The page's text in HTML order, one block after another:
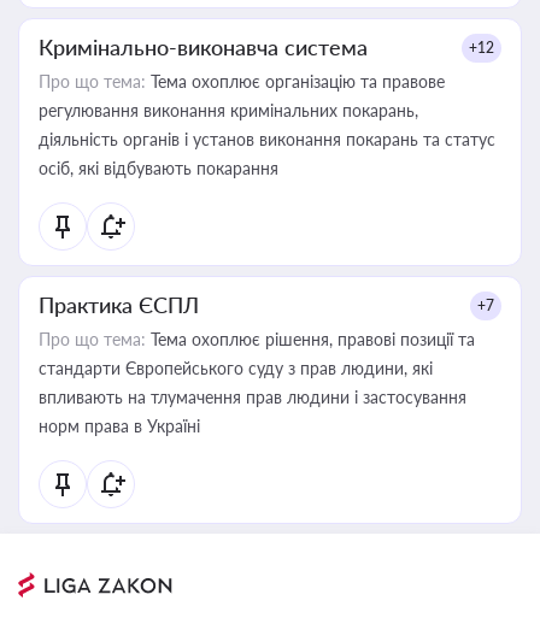
Кримінально-виконавча система +12
Про що тема: Тема охоплює організацію та правове
регулювання виконання кримінальних покарань,
діяльність органів і установ виконання покарань та статус
осіб, які відбувають покарання
Практика ЄСПЛ +7
Про що тема: Тема охоплює рішення, правові позиції та
стандарти Європейського суду з прав людини, які
впливають на тлумачення прав людини і застосування
норм права в Україні